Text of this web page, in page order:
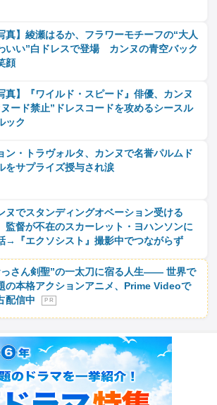
真】綾瀬はるか、フラワーモチーフの“大人
いい”白ドレスで登場 カンヌの青空バック
顔
真】『ワイルド・スピード』俳優、カンヌ
ード禁止”ドレスコードを攻めるシースル
ック
ン・トラヴォルタ、カンヌで名誉パルムド
をサプライズ授与され涙
ヌでスタンディングオベーション受ける
監督が不在のスカーレット・ヨハンソンに
→『エクソシスト』撮影中でつながらず
っさん剣聖”の一太刀に宿る人生―― 世界で
の本格アクションアニメ、Prime Videoで
配信中
P R